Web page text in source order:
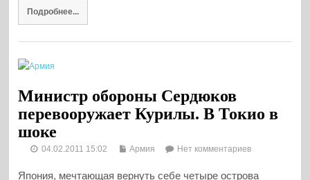
Подробнее...
Министр обороны Сердюков
перевооружает Курилы. В Токио в
шоке
04.02.2011 15:02 Армия Нет комментариев
Япония, мечтающая вернуть себе четыре острова